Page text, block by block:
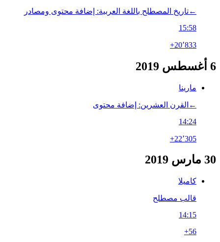
←‏تاريخ المصطلح باللغة العربية: إضافة محتوى ومصادر
15:58
+20٬833
6 أغسطس 2019
مارينا
←‏القرن العشرين: إضافة محتوى
14:24
+22٬305
30 مارس 2019
كاميلا
قالب مصطلح
14:15
+56